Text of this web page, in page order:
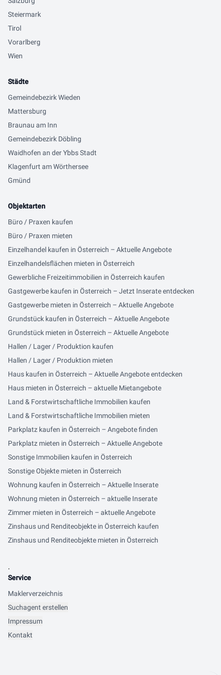
Steiermark
Tirol
Vorarlberg
Wien
Städte
Gemeindebezirk Wieden
Mattersburg
Braunau am Inn
Gemeindebezirk Döbling
Waidhofen an der Ybbs Stadt
Klagenfurt am Wörthersee
Gmünd
Objektarten
Büro / Praxen kaufen
Büro / Praxen mieten
Einzelhandel kaufen in Österreich – Aktuelle Angebote
Einzelhandelsflächen mieten in Österreich
Gewerbliche Freizeitimmobilien in Österreich kaufen
Gastgewerbe kaufen in Österreich – Jetzt Inserate entdecken
Gastgewerbe mieten in Österreich – Aktuelle Angebote
Grundstück kaufen in Österreich – Aktuelle Angebote
Grundstück mieten in Österreich – Aktuelle Angebote
Hallen / Lager / Produktion kaufen
Hallen / Lager / Produktion mieten
Haus kaufen in Österreich – Aktuelle Angebote entdecken
Haus mieten in Österreich – aktuelle Mietangebote
Land & Forstwirtschaftliche Immobilien kaufen
Land & Forstwirtschaftliche Immobilien mieten
Parkplatz kaufen in Österreich – Angebote finden
Parkplatz mieten in Österreich – Aktuelle Angebote
Sonstige Immobilien kaufen in Österreich
Sonstige Objekte mieten in Österreich
Wohnung kaufen in Österreich – Aktuelle Inserate
Wohnung mieten in Österreich – aktuelle Inserate
Zimmer mieten in Österreich – aktuelle Angebote
Zinshaus und Renditeobjekte in Österreich kaufen
Zinshaus und Renditeobjekte mieten in Österreich
.
Service
Maklerverzeichnis
Suchagent erstellen
Impressum
Kontakt